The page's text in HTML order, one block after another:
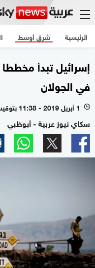
الرئيسية شرق أوسط
في الجولان
l 1 أبريل 2019 - 11:38 بتوقيت أبوظبي
سكاي نيوز عربية - أبوظبي